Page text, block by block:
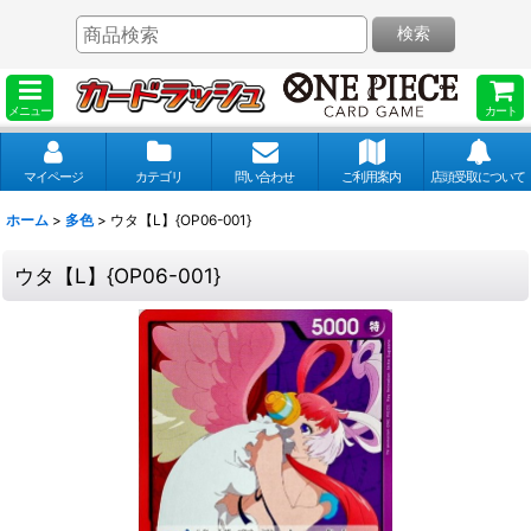
メニュー カート
検索
マイページ カテゴリ 問い合わせ ご利用案内 店頭受取について
ホーム > 多色 > ウタ【L】{OP06-001}
ウタ【L】{OP06-001}